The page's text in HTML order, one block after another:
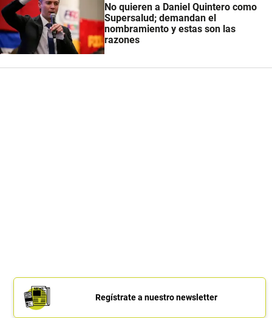
No quieren a Daniel Quintero como
Supersalud; demandan el
nombramiento y estas son las
razones
Regístrate a nuestro newsletter